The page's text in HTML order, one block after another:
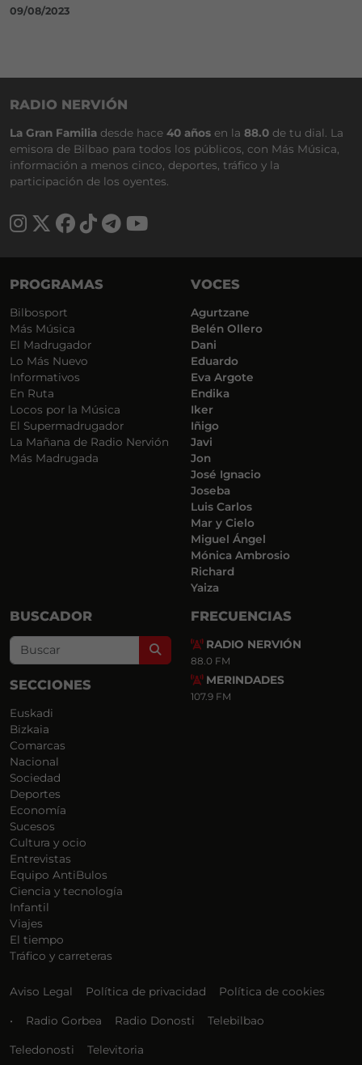
09/08/2023
RADIO NERVIÓN
La Gran Familia desde hace 40 años en la 88.0 de tu dial. La
emisora de Bilbao para todos los públicos, con Más Música,
información a menos cinco, deportes, tráfico y la
participación de los oyentes.
PROGRAMAS
Bilbosport
Más Música
El Madrugador
Lo Más Nuevo
Informativos
En Ruta
Locos por la Música
El Supermadrugador
La Mañana de Radio Nervión
Más Madrugada
VOCES
Agurtzane
Belén Ollero
Dani
Eduardo
Eva Argote
Endika
Iker
Iñigo
Javi
Jon
José Ignacio
Joseba
Luis Carlos
Mar y Cielo
Miguel Ángel
Mónica Ambrosio
Richard
Yaiza
BUSCADOR
Search
SECCIONES
Euskadi
Bizkaia
Comarcas
Nacional
Sociedad
Deportes
Economía
Sucesos
Cultura y ocio
Entrevistas
Equipo AntiBulos
Ciencia y tecnología
Infantil
Viajes
El tiempo
Tráfico y carreteras
FRECUENCIAS
RADIO NERVIÓN
88.0 FM
MERINDADES
107.9 FM
Aviso Legal Política de privacidad Política de cookies
• Radio Gorbea Radio Donosti Telebilbao
Teledonosti Televitoria